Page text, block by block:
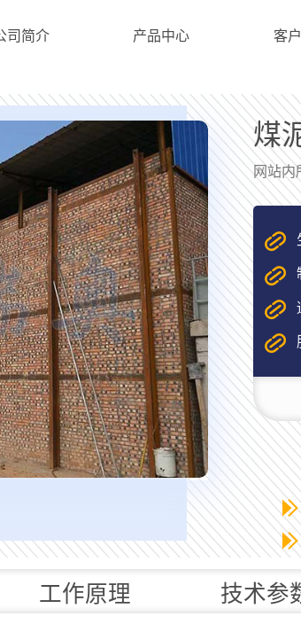
司简介 产品中心 客
煤
网站内
工作原理 技术参